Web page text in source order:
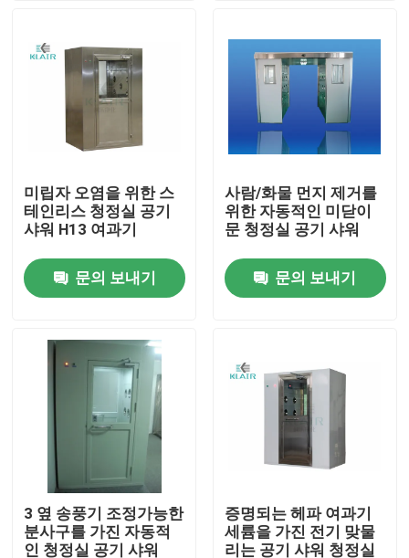
회사 소개
공장 견학
품질 관리
조회를 요청하다
부대 공기 정화 장치
HVAC 공기 정화 장치
헤파 공기 정화 장치
미립자 오염을 위한 스
테인리스 청정실 공기
샤워 H13 여과기
문의 보내기
사람/화물 먼지 제거를
위한 자동적인 미닫이
문 청정실 공기 샤워
문의 보내기
3 옆 송풍기 조정가능한
분사구를 가진 자동적
인 청정실 공기 샤워
증명되는 헤파 여과기
세륨을 가진 전기 맞물
리는 공기 샤워 청정실